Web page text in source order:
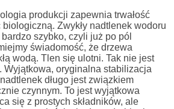
produkcji zapewnia trwałość
Zwykły nadtlenek wodoru
szybko, czyli już po pól
świadomość, że drzewa
wodą. Tlen się ulotni. Tak nie jest
Wyjątkowa, oryginalna stabilizacja
długo jest związkiem
czynnym. To jest wyjątkowa
się z prostych składników, ale